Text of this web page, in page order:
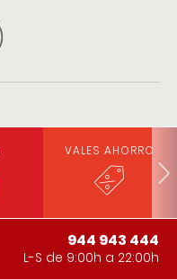
VALES AHORRO
944 943 444
L-S de 9:00h a 22:00h